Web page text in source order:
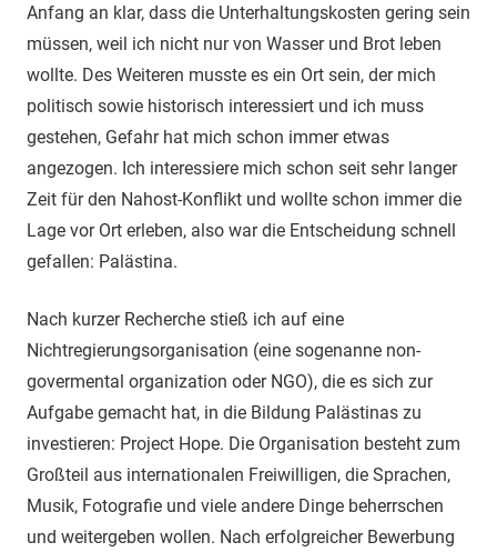
Anfang an klar, dass die Unterhaltungskosten gering sein
müssen, weil ich nicht nur von Wasser und Brot leben
wollte. Des Weiteren musste es ein Ort sein, der mich
politisch sowie historisch interessiert und ich muss
gestehen, Gefahr hat mich schon immer etwas
angezogen. Ich interessiere mich schon seit sehr langer
Zeit für den Nahost-Konflikt und wollte schon immer die
Lage vor Ort erleben, also war die Entscheidung schnell
gefallen: Palästina.
Nach kurzer Recherche stieß ich auf eine
Nichtregierungsorganisation (eine sogenanne non-
govermental organization oder NGO), die es sich zur
Aufgabe gemacht hat, in die Bildung Palästinas zu
investieren: Project Hope. Die Organisation besteht zum
Großteil aus internationalen Freiwilligen, die Sprachen,
Musik, Fotografie und viele andere Dinge beherrschen
und weitergeben wollen. Nach erfolgreicher Bewerbung